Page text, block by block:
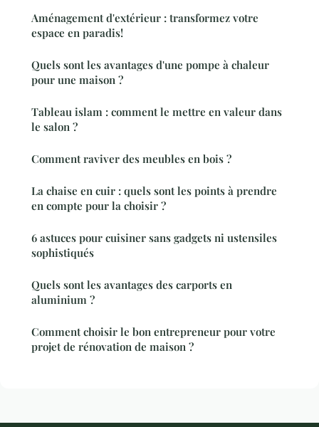
Aménagement d'extérieur : transformez votre
espace en paradis!
Quels sont les avantages d'une pompe à chaleur
pour une maison ?
Tableau islam : comment le mettre en valeur dans
le salon ?
Comment raviver des meubles en bois ?
La chaise en cuir : quels sont les points à prendre
en compte pour la choisir ?
6 astuces pour cuisiner sans gadgets ni ustensiles
sophistiqués
Quels sont les avantages des carports en
aluminium ?
Comment choisir le bon entrepreneur pour votre
projet de rénovation de maison ?